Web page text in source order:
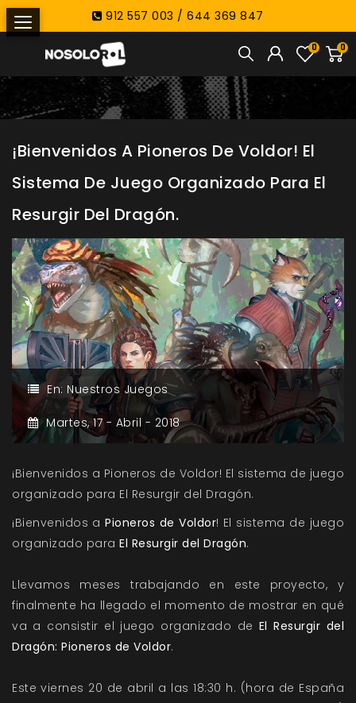
912 557 003 / 644 369 847
0
0
¡Bienvenidos A Pioneros De Voldor! El
Sistema De Juego Organizado Para El
Resurgir Del Dragón.
En: Nuestros Juegos
Martes,17 - Abril - 2018
¡Bienvenidos a Pioneros de Voldor! El sistema de juego
organizado para El Resurgir del Dragón.
¡Bienvenidos aPioneros de Voldor! El sistema de juego
organizado para El Resurgir del Dragón.
Llevamos meses trabajando en este proyecto, y
finalmente ha llegado el momento de mostrar en qué
va a consistir el juego organizado de El Resurgir del
Dragón: Pioneros de Voldor.
Este viernes 20 de abril a las 18:30 h. (hora de España